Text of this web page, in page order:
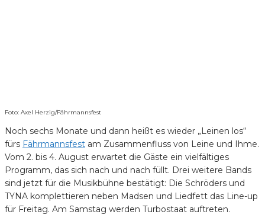
Foto: Axel Herzig/Fährmannsfest
Noch sechs Monate und dann heißt es wieder „Leinen los“
fürs Fährmannsfest am Zusammenfluss von Leine und Ihme.
Vom 2. bis 4. August erwartet die Gäste ein vielfältiges
Programm, das sich nach und nach füllt. Drei weitere Bands
sind jetzt für die Musikbühne bestätigt: Die Schröders und
TYNA komplettieren neben Madsen und Liedfett das Line-up
für Freitag. Am Samstag werden Turbostaat auftreten.